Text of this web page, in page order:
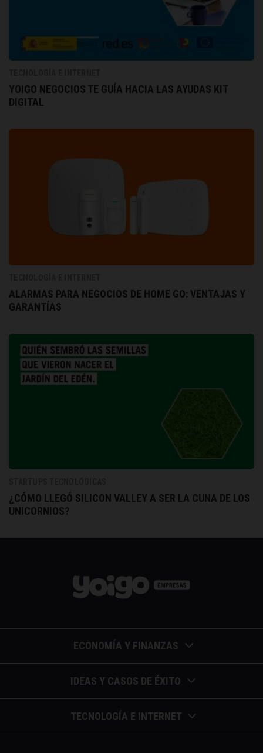
YOIGO NEGOCIOS TE GUÍA HACIA LAS AYUDAS KIT
DIGITAL
ALARMAS PARA NEGOCIOS DE HOME GO: VENTAJAS Y
GARANTÍAS
¿CÓMO LLEGÓ SILICON VALLEY A SER LA CUNA DE LOS
UNICORNIOS?
ECONOMÍA Y FINANZAS
Barómetros de sueldos
Economía colaborativa
IDEAS Y CASOS DE ÉXITO
Calendario de eventos
Casos de éxito
TECNOLOGÍA E INTERNET